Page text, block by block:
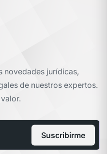
novedades jurídicas,
de nuestros expertos.
Suscribirme